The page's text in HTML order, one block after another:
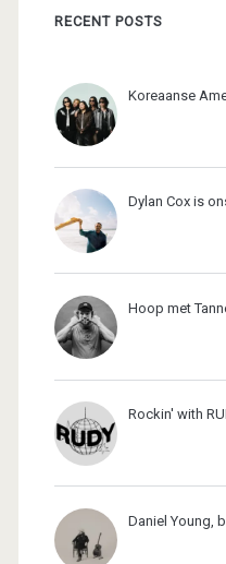
RECENT POSTS
Koreaanse
Dylan Cox is
Hoop met
Rockin' with
Daniel Young,